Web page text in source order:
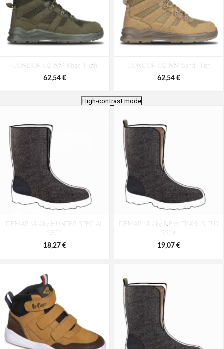
CONDOR O2 NM Khaki High
62,54 €
CONDOR O2 NM Sand High
62,54 €
69,26 € 69,26 €
High-contrast mode
DEMAR Vložky HUNTER SPECIAL
5801
18,27 €
DEMAR Vložky NEW TRAYK S FUR
5206
19,07 €